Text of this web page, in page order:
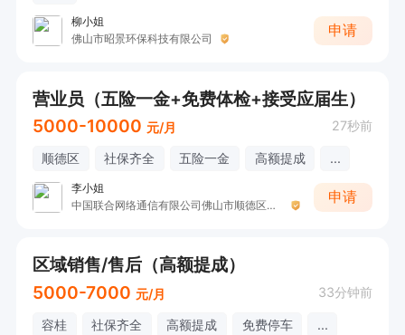
柳小姐
佛山市昭景环保科技有限公司
申请
营业员（五险一金+免费体检+接受应届生）
5000-10000 元/月 27秒前
顺德区 社保齐全 五险一金 高额提成 ...
李小姐
中国联合网络通信有限公司佛山市顺德区分公司
申请
区域销售/售后（高额提成）
5000-7000 元/月 33分钟前
容桂 社保齐全 高额提成 免费停车 ...